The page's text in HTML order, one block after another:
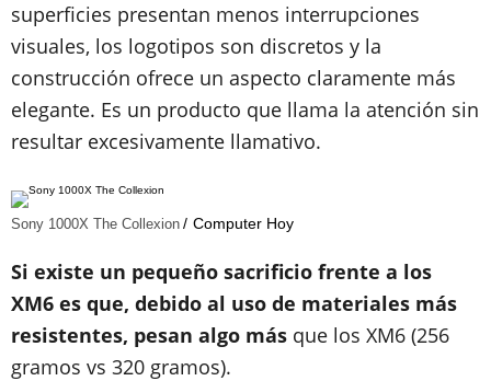
superficies presentan menos interrupciones
visuales, los logotipos son discretos y la
construcción ofrece un aspecto claramente más
elegante. Es un producto que llama la atención sin
resultar excesivamente llamativo.
Sony 1000X The Collexion Computer Hoy
Si existe un pequeño sacrificio frente a los
XM6 es que, debido al uso de materiales más
resistentes, pesan algo más que los XM6 (256
gramos vs 320 gramos).